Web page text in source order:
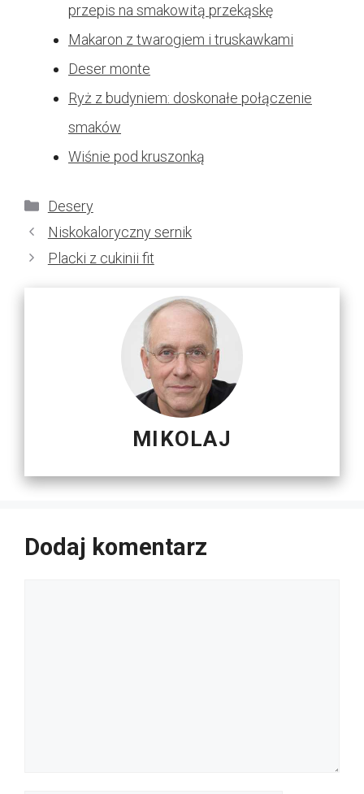
przepis na smakowitą przekąskę
Makaron z twarogiem i truskawkami
Deser monte
Ryż z budyniem: doskonałe połączenie
smaków
Wiśnie pod kruszonką
Kategorie
Desery
Niskokaloryczny sernik
Placki z cukinii fit
MIKOLAJ
Dodaj komentarz